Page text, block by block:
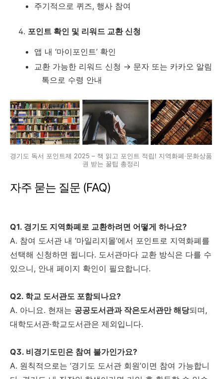
주기적으로 퀴즈, 행사 참여
포인트 확인 및 리워드 교환 신청
앱 내 ‘마이포인트’ 확인
교환 가능한 리워드 신청 → 문자 또는 카카오 알림
톡으로 수령 안내
경기도 독서 포인트제 2025 – 책 읽고 포인트 적립! 지역화폐·문화상품
권 받는 꿀팁 총정리
자주 묻는 질문 (FAQ)
Q1. 경기도 지역화폐로 교환하려면 어떻게 하나요?
A. 참여 도서관 내 ‘마일리지몰’에서 포인트로 지역화폐를
선택해 신청하면 됩니다. 도서관마다 교환 방식은 다를 수
있으니, 안내 페이지 확인이 필요합니다.
Q2. 학교 도서관도 포함되나요?
A. 아니요. 현재는 공공도서관과 작은도서관만 해당되며,
대학도서관·학교도서관은 제외입니다.
Q3. 비경기도민은 참여 불가인가요?
A. 원칙적으로는 ‘경기도 도서관 회원’이면 참여 가능합니